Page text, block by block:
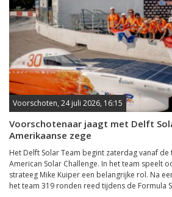
Voorschoten, 24 juli 2026, 16:15
Voorschotenaar jaagt met Delft
Amerikaanse zege
Het Delft Solar Team begint zaterdag vanaf
American Solar Challenge. In het team speelt
strateeg Mike Kuiper een belangrijke rol. Na
het team 319 ronden reed tijdens de Formula